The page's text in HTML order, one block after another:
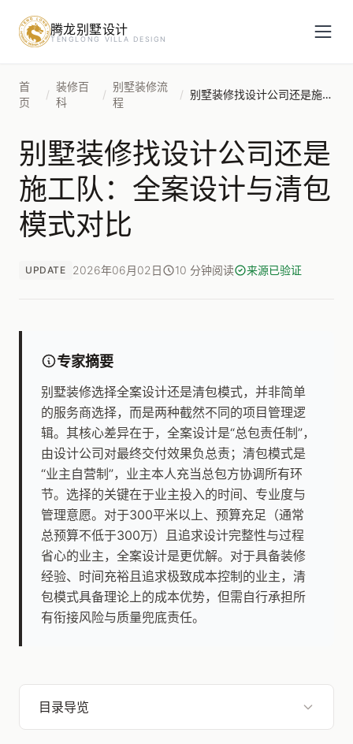
腾龙别墅设计
TENGLONG VILLA DESIGN
首
页
/
装修百
科
/
别墅装修流
程
/ 别墅装修找设计公司还是施工队：全案设计与清包模式对比
别墅装修找设计公司还是
施工队：全案设计与清包
模式对比
UPDATE 2026年06月02日 10 分钟阅读 来源已验证
专家摘要
别墅装修选择全案设计还是清包模式，并非简单
的服务商选择，而是两种截然不同的项目管理逻
辑。其核心差异在于，全案设计是“总包责任制”，
由设计公司对最终交付效果负总责；清包模式是
“业主自营制”，业主本人充当总包方协调所有环
节。选择的关键在于业主投入的时间、专业度与
管理意愿。对于300平米以上、预算充足（通常
总预算不低于300万）且追求设计完整性与过程
省心的业主，全案设计是更优解。对于具备装修
经验、时间充裕且追求极致成本控制的业主，清
包模式具备理论上的成本优势，但需自行承担所
有衔接风险与质量兜底责任。
目录导览
预约设计咨询
姓名*
手机号*
房屋面积（㎡）